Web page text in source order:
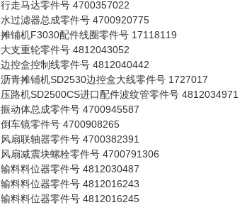
行走马达零件号 4700357022
水过滤器总成零件号 4700920775
摊铺机F3030配件线圈零件号 17118119
大支重轮零件号 4812043052
边控盒控制线零件号 4812040442
沥青摊铺机SD2530边控盒大线零件号 1727017
压路机SD2500CS进口配件波纹管零件号 4812034971
振动体总成零件号 4700945587
倒车镜零件号 4700908265
风扇联轴器零件号 4700382391
风扇减震块螺栓零件号 4700791306
输料料位器零件号 4812030487
输料料位器零件号 4812016243
输料料位器零件号 4812016245